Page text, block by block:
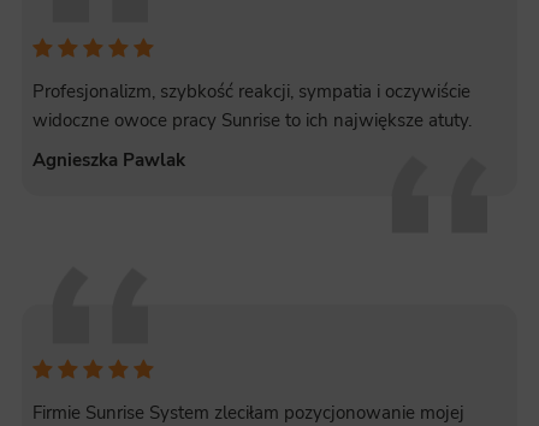
Profesjonalizm, szybkość reakcji, sympatia i oczywiście
widoczne owoce pracy Sunrise to ich największe atuty.
Agnieszka Pawlak
Firmie Sunrise System zleciłam pozycjonowanie mojej